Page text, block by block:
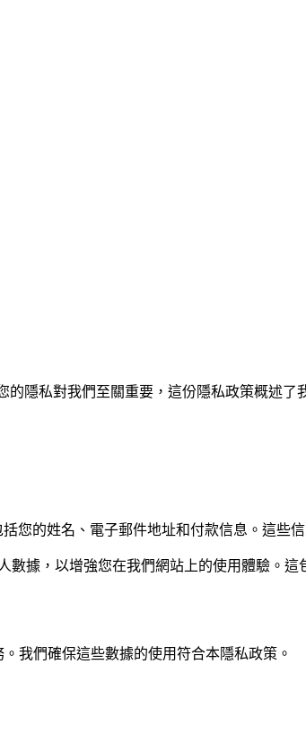
您的隱私對我們至關重要，這份隱私政策概述
您的姓名、電子郵件地址和付款信息。這些
數據，以增強您在我們網站上的使用體驗。
我們確保這些數據的使用符合本隱私政策。